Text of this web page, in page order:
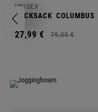
UNISEX
RUCKSACK COLUMBUS
27,99 € 79,00 €